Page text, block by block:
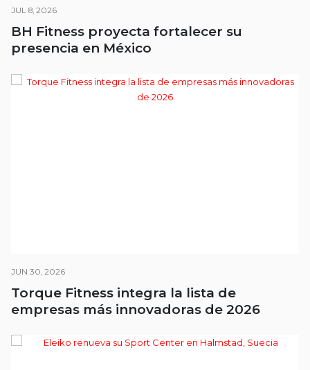
JUL 8, 2026
BH Fitness proyecta fortalecer su
presencia en México
JUN 30, 2026
Torque Fitness integra la lista de
empresas más innovadoras de 2026